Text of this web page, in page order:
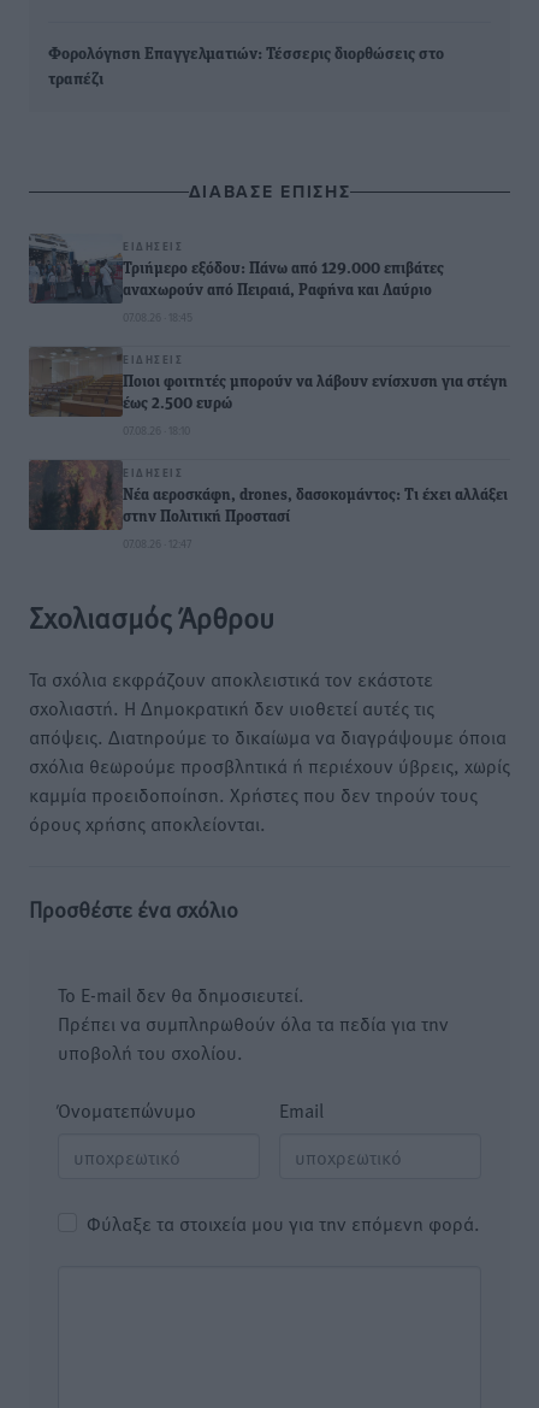
Φορολόγηση Επαγγελματιών: Τέσσερις διορθώσεις στο
τραπέζι
ΔΙΑΒΑΣΕ ΕΠΙΣΗΣ
ΕΙΔΉΣΕΙΣ
Τριήμερο εξόδου: Πάνω από 129.000 επιβάτες
αναχωρούν από Πειραιά, Ραφήνα και Λαύριο
07.08.26 · 18:45
ΕΙΔΉΣΕΙΣ
Ποιοι φοιτητές μπορούν να λάβουν ενίσχυση για στέγη
έως 2.500 ευρώ
07.08.26 · 18:10
ΕΙΔΉΣΕΙΣ
Νέα αεροσκάφη, drones, δασοκομάντος: Τι έχει αλλάξει
στην Πολιτική Προστασί
07.08.26 · 12:47
Σχολιασμός Άρθρου
Τα σχόλια εκφράζουν αποκλειστικά τον εκάστοτε
σχολιαστή. Η Δημοκρατική δεν υιοθετεί αυτές τις
απόψεις. Διατηρούμε το δικαίωμα να διαγράψουμε όποια
σχόλια θεωρούμε προσβλητικά ή περιέχουν ύβρεις, χωρίς
καμμία προειδοποίηση. Χρήστες που δεν τηρούν τους
όρους χρήσης αποκλείονται.
Προσθέστε ένα σχόλιο
Το E-mail δεν θα δημοσιευτεί.
Πρέπει να συμπληρωθούν όλα τα πεδία για την
υποβολή του σχολίου.
Όνοματεπώνυμο Email
Φύλαξε τα στοιχεία μου για την επόμενη φορά.